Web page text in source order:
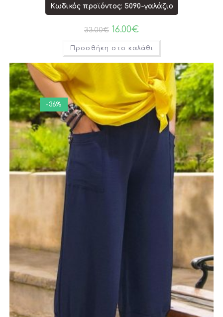
Κωδικός προϊόντος: 5090-γαλάζιο
33.00€ 16.00€
Προσθήκη στο καλάθι
-36%